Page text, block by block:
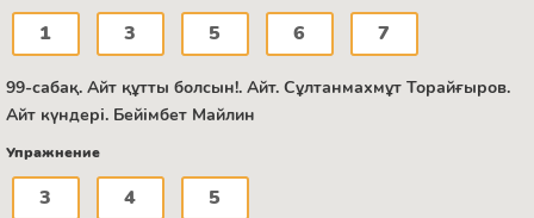
1 3 5 6 7
99-сабақ. Айт құтты болсын!. Айт. Сұлтанмахмұт Торайғыров.
Айт күндері. Бейімбет Майлин
Упражнение
3 4 5